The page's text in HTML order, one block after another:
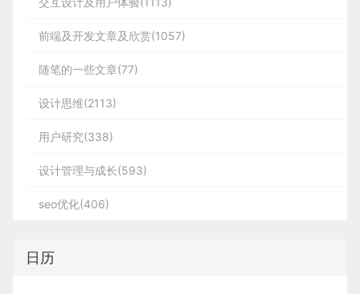
前端及开发文章及欣赏(1057)
随笔的一些文章(77)
设计思维(2113)
用户研究(338)
设计管理与成长(593)
seo优化(406)
日历